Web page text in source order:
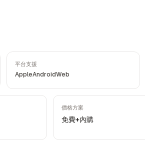
平台支援
AppleAndroidWeb
價格方案
免費+內購